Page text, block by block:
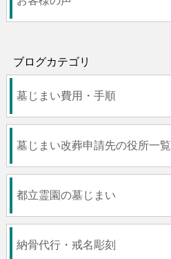
ブログカテゴリ
墓じまい費用・手順
墓じまい改葬申請先の役所一覧
都立霊園の墓じまい
納骨代行・戒名彫刻